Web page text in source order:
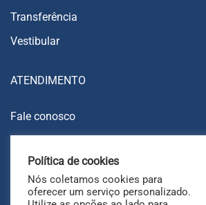
Transferência
Vestibular
ATENDIMENTO
Fale conosco
Ouvidoria
FAQ
Política de cookies
Nós coletamos cookies para
oferecer um serviço personalizado.